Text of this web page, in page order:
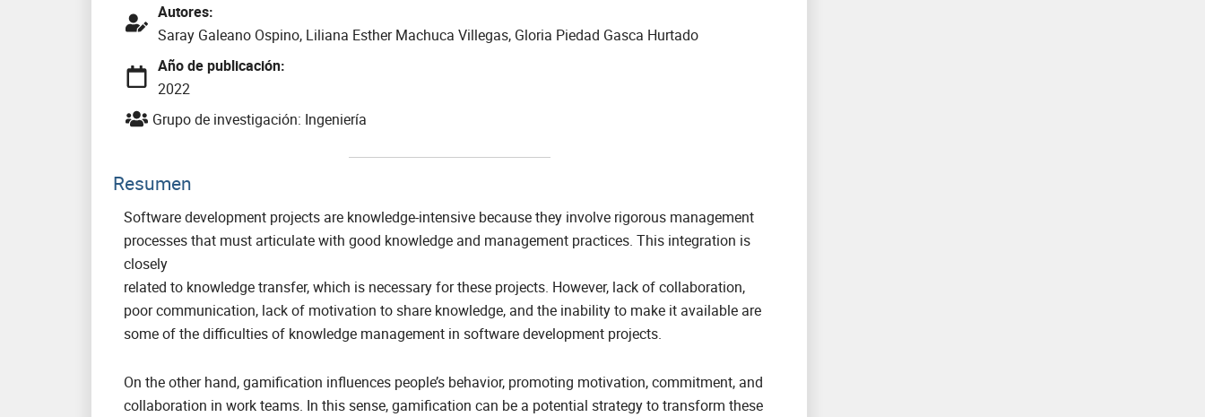
Autores:
Saray Galeano Ospino, Liliana Esther Machuca Villegas, Gloria Piedad Gasca Hurtado
Año de publicación:
2022
Grupo de investigación: Ingeniería
Resumen
Software development projects are knowledge-intensive because they involve rigorous management
processes that must articulate with good knowledge and management practices. This integration is
closely
related to knowledge transfer, which is necessary for these projects. However, lack of collaboration,
poor communication, lack of motivation to share knowledge, and the inability to make it available are
some of the difficulties of knowledge management in software development projects.
On the other hand, gamification influences people’s behavior, promoting motivation, commitment, and
collaboration in work teams. In this sense, gamification can be a potential strategy to transform these